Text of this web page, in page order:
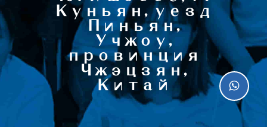
Куньян, уезд
Пиньян,
Учжоу,
провинция
Чжэцзян,
Китай